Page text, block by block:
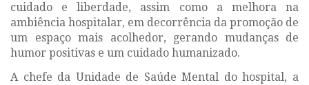
cuidado e liberdade, assim como a melhora na
ambiência hospitalar, em decorrência da promoção de
um espaço mais acolhedor, gerando mudanças de
humor positivas e um cuidado humanizado.
A chefe da Unidade de Saúde Mental do hospital, a